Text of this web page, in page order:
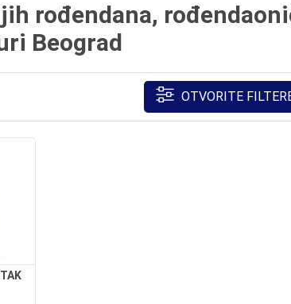
rođendana,
Beograd
OTVORITE